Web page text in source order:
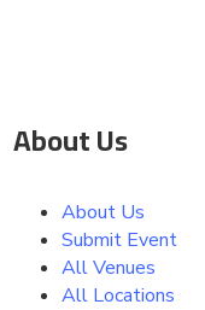
About Us
About Us
Submit Event
All Venues
All Locations